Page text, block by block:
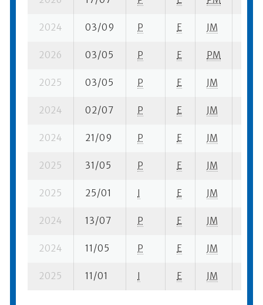
2024 03/09 P E JM
2026 03/05 P E PM
2025 03/05 P E JM
2024 02/07 P E JM
2024 21/09 P E JM
2025 31/05 P E JM
2025 25/01 I E JM
2024 13/07 P E JM
2024 11/05 P E JM
2025 11/01 I E JM